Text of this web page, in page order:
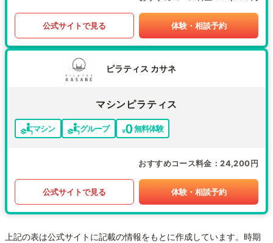
公式サイトで見る 体験・相談予約
ピラティス カサネ
マシンピラティス
マシン グループ 無料体験
おすすめコース料金 24,200円
公式サイトで見る 体験・相談予約
上記の表は公式サイトに記載の情報をもとに作成しています。時期